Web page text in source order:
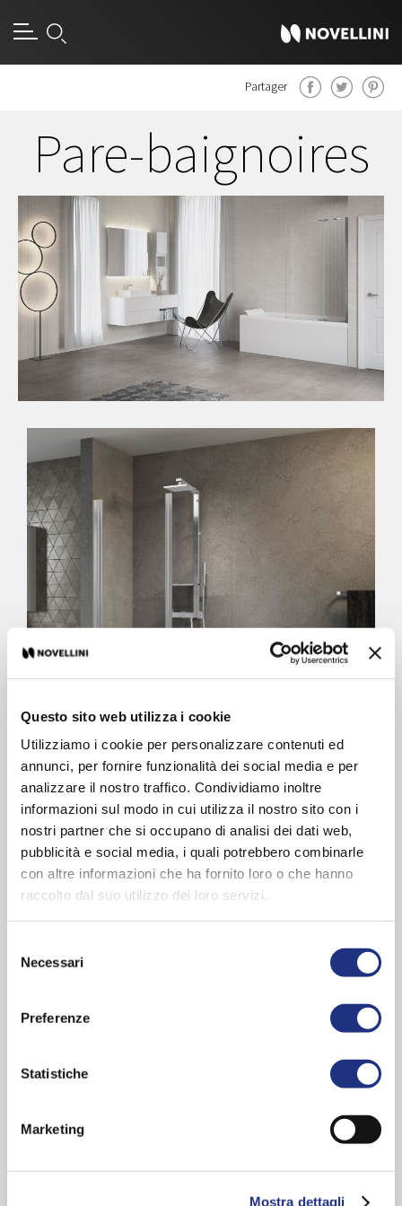
Questo sito web utilizza i cookie
Utilizziamo i cookie per personalizzare contenuti ed
annunci, per fornire funzionalità dei social media e per
analizzare il nostro traffico. Condividiamo inoltre
informazioni sul modo in cui utilizza il nostro sito con i
nostri partner che si occupano di analisi dei dati web,
pubblicità e social media, i quali potrebbero combinarle
con altre informazioni che ha fornito loro o che hanno
raccolto dal suo utilizzo dei loro servizi.
delNecessari
Preferenze
Statistiche
Marketing
Mostra dettagli
Partager
Pare-baignoires
Aurora
Cabine de douche et
baignoire tout-en-un,
la solution idéale.
Cabine de douche et baignoire tout-en-un, le
pratique. Le bain est un instant de bien-être et